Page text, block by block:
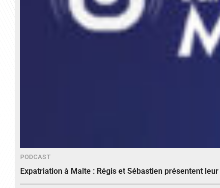
PODCAST
Expatriation à Malte : Régis et Sébastien présentent